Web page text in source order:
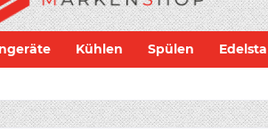
Kühlen Spülen